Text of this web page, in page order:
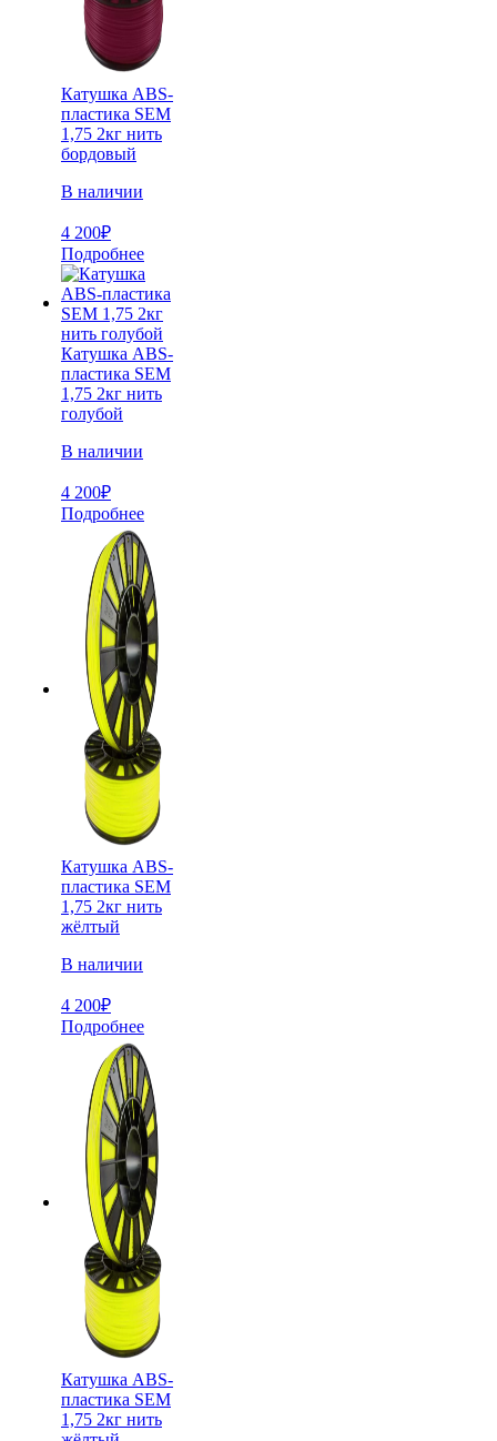
Катушка ABS-
пластика SEM
1,75 2кг нить
бордовый
В наличии
4 200₽
Подробнее
Катушка ABS-
пластика SEM
1,75 2кг нить
голубой
В наличии
4 200₽
Подробнее
Катушка ABS-
пластика SEM
1,75 2кг нить
жёлтый
В наличии
4 200₽
Подробнее
Катушка ABS-
пластика SEM
1,75 2кг нить